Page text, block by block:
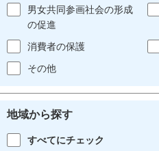
男女共同参画社会の形成
の促進
消費者の保護
その他
地域から探す
すべてにチェック